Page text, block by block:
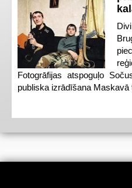
Fotogrāfijas atspoguļo
publiska izrādīšana Maskavā